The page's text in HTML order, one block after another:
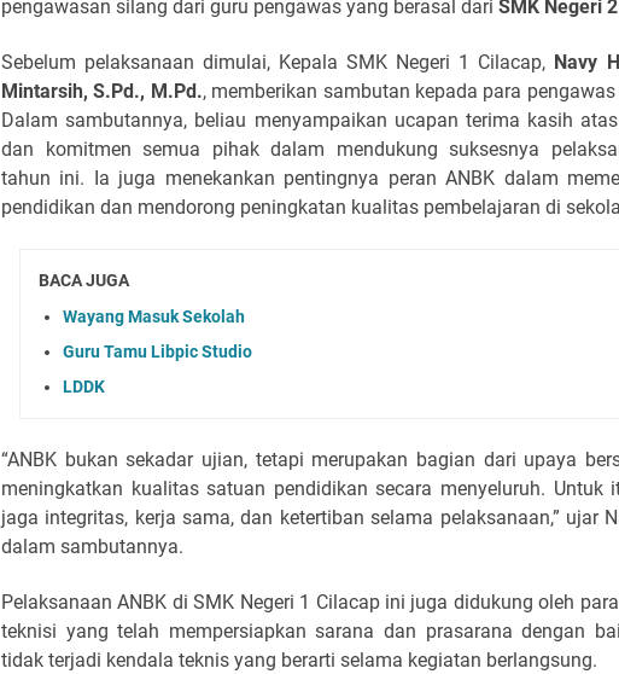
pengawasan silang dari guru pengawas yang berasal dari SMK Negeri
Sebelum pelaksanaan dimulai, Kepala SMK Negeri 1 Cilacap, Navy
Mintarsih, S.Pd., M.Pd., memberikan sambutan kepada para
Dalam sambutannya, beliau menyampaikan ucapan terima kasih
dan komitmen semua pihak dalam mendukung suksesnya
tahun ini. Ia juga menekankan pentingnya peran ANBK dalam
pendidikan dan mendorong peningkatan kualitas pembelajaran di
BACA JUGA
Wayang Masuk Sekolah
Guru Tamu Libpic Studio
LDDK
“ANBK bukan sekadar ujian, tetapi merupakan bagian dari upaya
meningkatkan kualitas satuan pendidikan secara menyeluruh. Untuk
jaga integritas, kerja sama, dan ketertiban selama pelaksanaan,” ujar
dalam sambutannya.
Pelaksanaan ANBK di SMK Negeri 1 Cilacap ini juga didukung oleh
teknisi yang telah mempersiapkan sarana dan prasarana dengan
tidak terjadi kendala teknis yang berarti selama kegiatan berlangsung.